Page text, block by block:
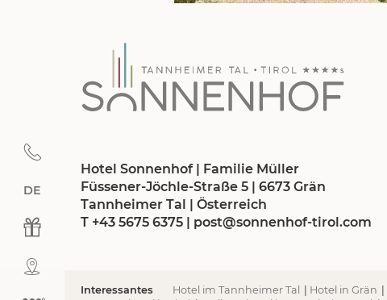
DE
Deutsch
Hotel Sonnenhof | Familie Müller
Füssener-Jöchle-Straße 5 | 6673 Grän
Tannheimer Tal | Österreich
T +43 5675 6375 | post@sonnenhof-tirol.com
Interessantes Hotel im Tannheimer Tal Hotel in Grän